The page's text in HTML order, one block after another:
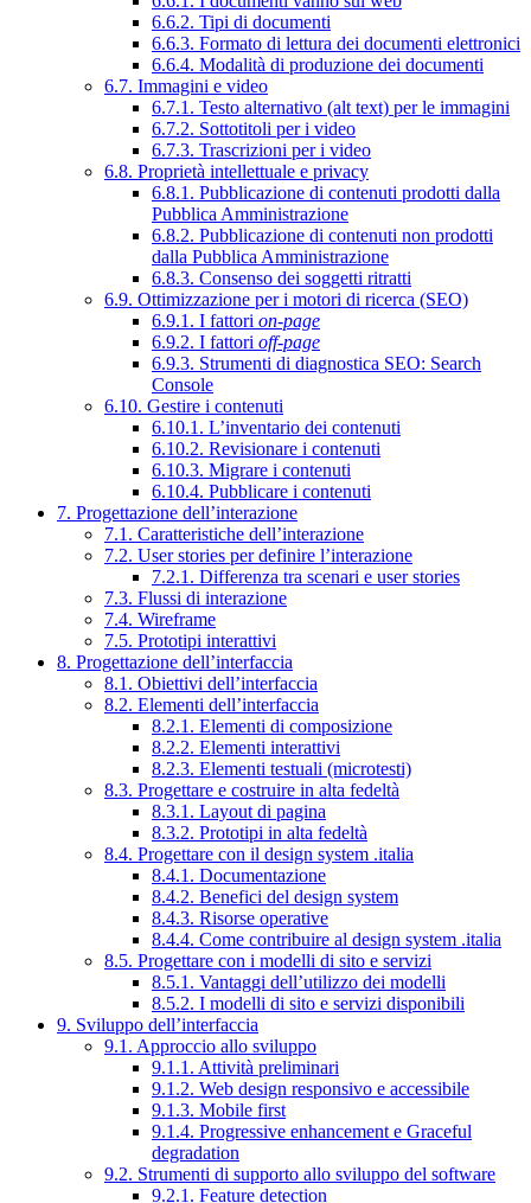
6.6.2. Tipi di documenti
6.6.3. Formato di lettura dei documenti elettronici
6.6.4. Modalità di produzione dei documenti
6.7. Immagini e video
6.7.1. Testo alternativo (alt text) per le immagini
6.7.2. Sottotitoli per i video
6.7.3. Trascrizioni per i video
6.8. Proprietà intellettuale e privacy
6.8.1. Pubblicazione di contenuti prodotti dalla
Pubblica Amministrazione
6.8.2. Pubblicazione di contenuti non prodotti
dalla Pubblica Amministrazione
6.8.3. Consenso dei soggetti ritratti
6.9. Ottimizzazione per i motori di ricerca (SEO)
6.9.1. I fattori on-page
6.9.2. I fattori off-page
6.9.3. Strumenti di diagnostica SEO: Search
Console
6.10. Gestire i contenuti
6.10.1. L’inventario dei contenuti
6.10.2. Revisionare i contenuti
6.10.3. Migrare i contenuti
6.10.4. Pubblicare i contenuti
7. Progettazione dell’interazione
7.1. Caratteristiche dell’interazione
7.2. User stories per definire l’interazione
7.2.1. Differenza tra scenari e user stories
7.3. Flussi di interazione
7.4. Wireframe
7.5. Prototipi interattivi
8. Progettazione dell’interfaccia
8.1. Obiettivi dell’interfaccia
8.2. Elementi dell’interfaccia
8.2.1. Elementi di composizione
8.2.2. Elementi interattivi
8.2.3. Elementi testuali (microtesti)
8.3. Progettare e costruire in alta fedeltà
8.3.1. Layout di pagina
8.3.2. Prototipi in alta fedeltà
8.4. Progettare con il design system .italia
8.4.1. Documentazione
8.4.2. Benefici del design system
8.4.3. Risorse operative
8.4.4. Come contribuire al design system .italia
8.5. Progettare con i modelli di sito e servizi
8.5.1. Vantaggi dell’utilizzo dei modelli
8.5.2. I modelli di sito e servizi disponibili
9. Sviluppo dell’interfaccia
9.1. Approccio allo sviluppo
9.1.1. Attività preliminari
9.1.2. Web design responsivo e accessibile
9.1.3. Mobile first
9.1.4. Progressive enhancement e Graceful
degradation
9.2. Strumenti di supporto allo sviluppo del software
9.2.1. Feature detection